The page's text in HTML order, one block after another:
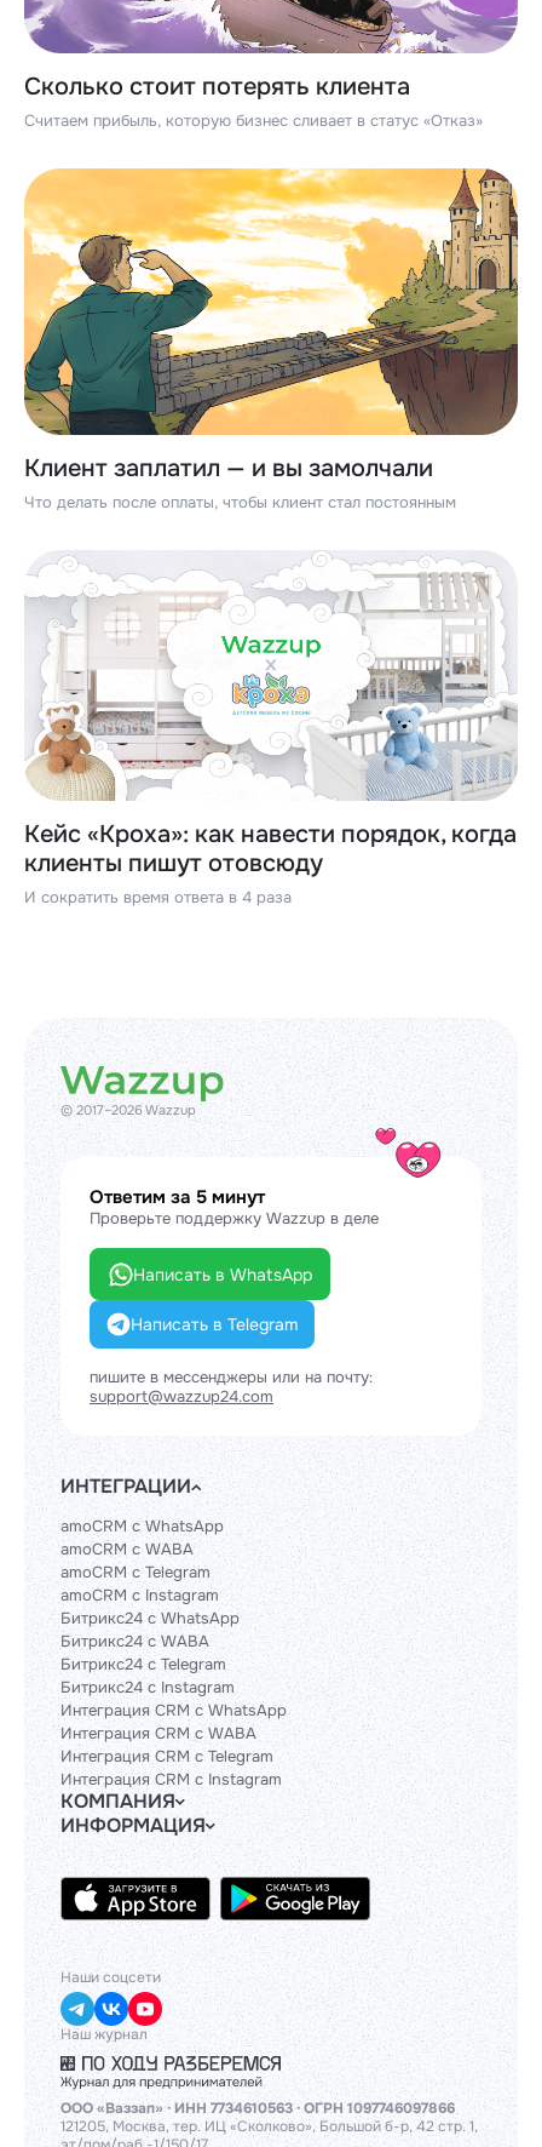
Сколько стоит потерять клиента
Считаем прибыль, которую бизнес сливает в статус «Отказ»
Клиент заплатил — и вы замолчали
Что делать после оплаты, чтобы клиент стал постоянным
Кейс «Кроха»: как навести порядок, когда
клиенты пишут отовсюду
И сократить время ответа в 4 раза
© 2017–2026 Wazzup
Ответим за 5 минут
Проверьте поддержку Wazzup в деле
Написать в WhatsApp
Написать в Telegram
пишите в мессенджеры или на почту:
support@wazzup24.com
ИНТЕГРАЦИИ
amoCRM с WhatsApp
amoCRM с WABA
amoCRM с Telegram
amoCRM с Instagram
Битрикс24 с WhatsApp
Битрикс24 с WABA
Битрикс24 с Telegram
Битрикс24 с Instagram
Интеграция CRM с WhatsApp
Интеграция CRM с WABA
Интеграция CRM с Telegram
Интеграция CRM с Instagram
КОМПАНИЯ
Блог
Гайды
Контакты
Политики и соглашения
ИНФОРМАЦИЯ
Официальным партнерам
Техническим партнерам
Тарифы
API
База знаний
Наши соцсети
Наш журнал
ООО «Ваззап» · ИНН 7734610563 · ОГРН 1097746097866
121205, Москва, тер. ИЦ «Сколково», Большой б-р, 42 стр. 1,